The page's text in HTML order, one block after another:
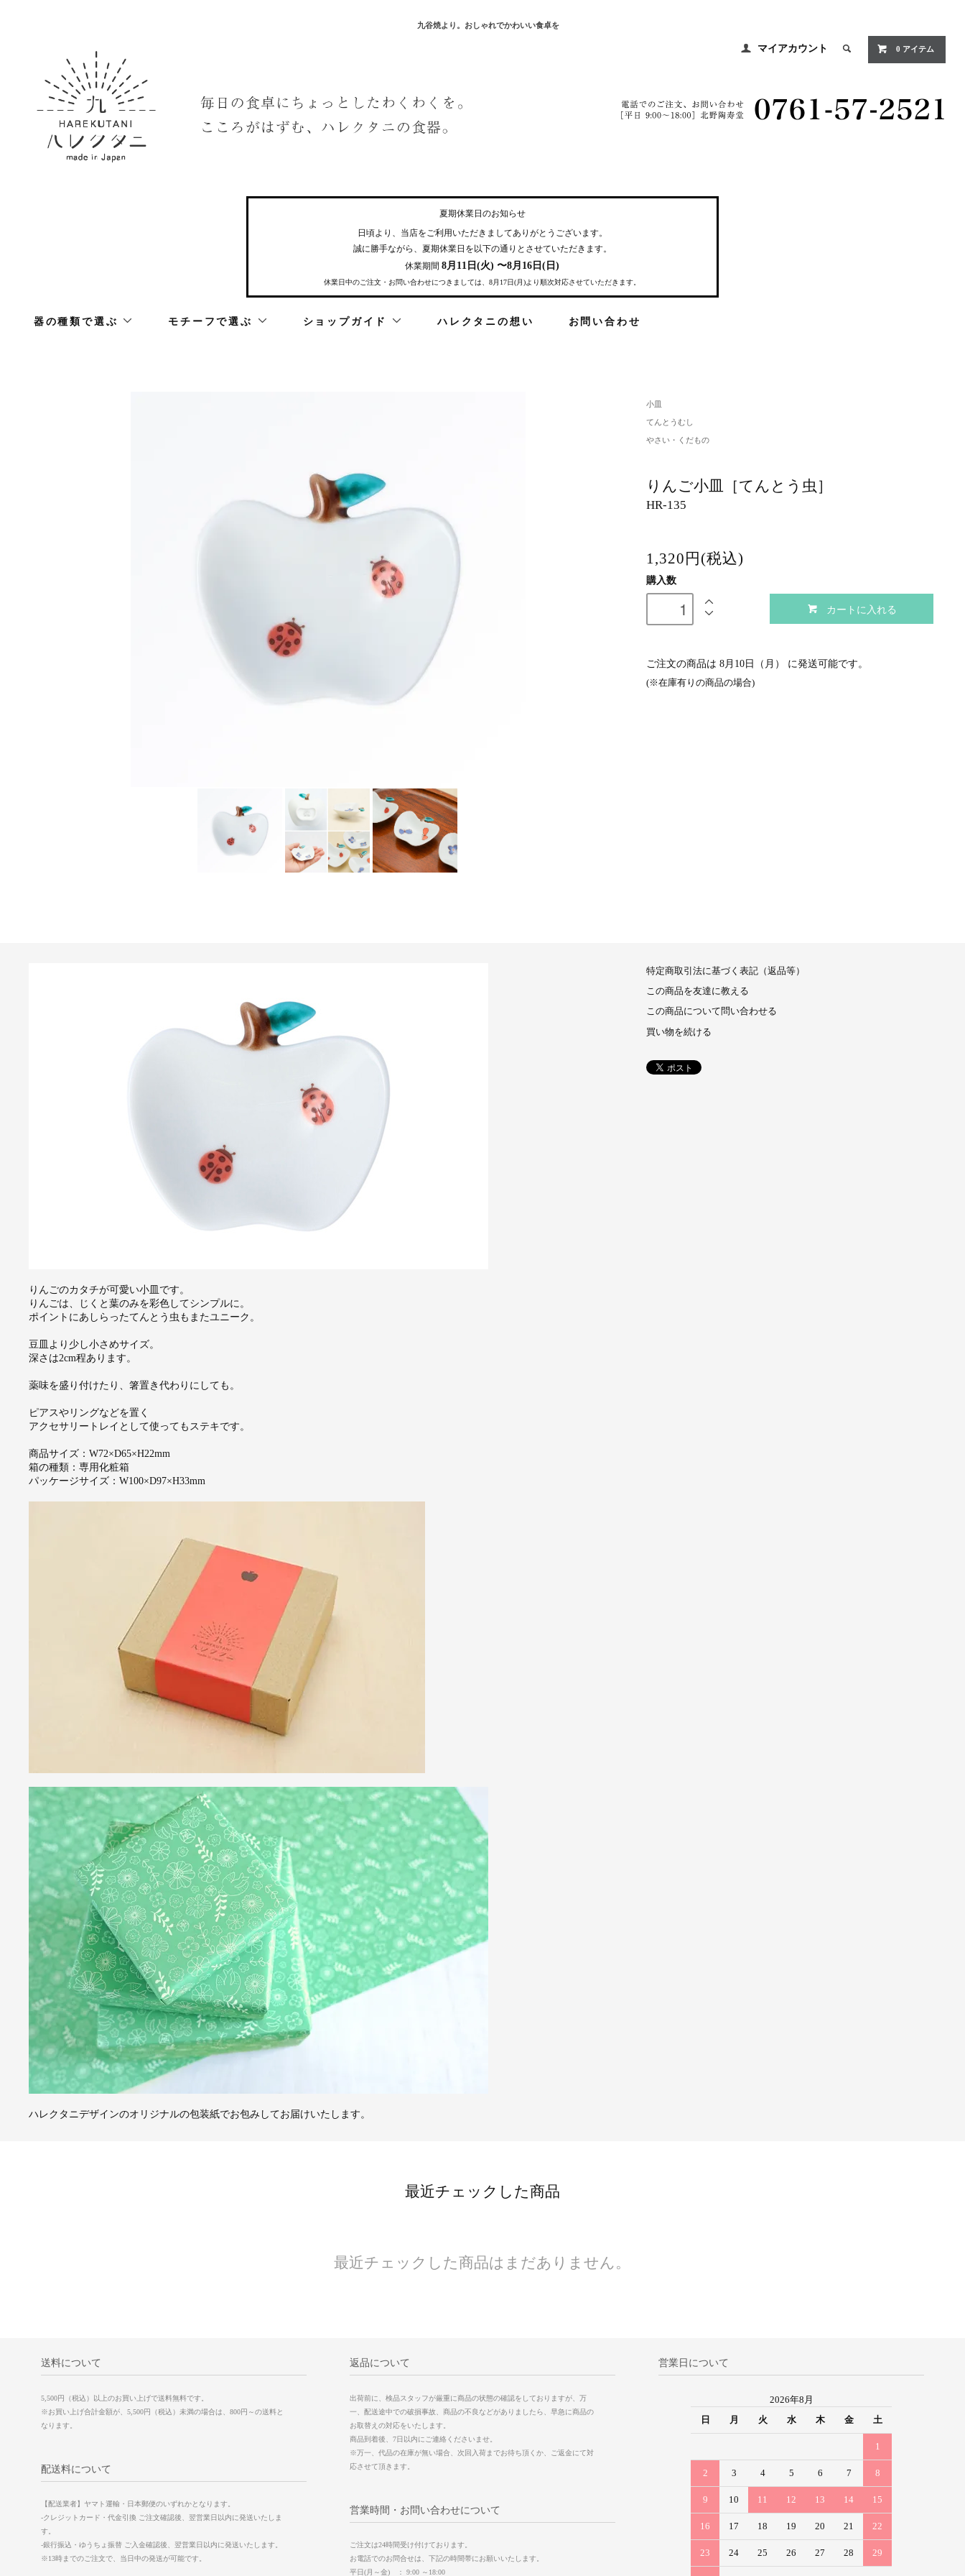
九谷焼より。おしゃれでかわいい食卓を
マイアカウント 0 アイテム
夏期休業日のお知らせ
日頃より、当店をご利用いただきましてありがとうございます。
誠に勝手ながら、夏期休業日を 以下の通りとさせていただきます。
休業期間8月11日(火) 〜8月16日(日)
休業日中のご注文・お問い合わせにつきましては、8月17日(月)より順次対応させていただきます。
器の種類で選ぶ モチーフで選ぶ ショップガイド ハレクタニの想い お問い合わせ
小皿
てんとうむし
やさい・くだもの
りんご小皿［てんとう虫］
HR-135
1,320円(税込)
購入数
カートに入れる
ご注文の商品は 8月10日（月） に発送可能です。
(※在庫有りの商品の場合)
りんごのカタチが可愛い小皿です。
りんごは、じくと葉のみを彩色してシンプルに。
ポイントにあしらったてんとう虫もまたユニーク。
豆皿より少し小さめサイズ。
深さは2cm程あります。
薬味を盛り付けたり、箸置き代わりにしても。
ピアスやリングなどを置く
アクセサリートレイとして使ってもステキです。
商品サイズ：W72×D65×H22mm
箱の種類：専用化粧箱
パッケージサイズ：W100×D97×H33mm
ハレクタニデザインのオリジナルの包装紙でお包みしてお届けいたします。
特定商取引法に基づく表記（返品等）
この商品を友達に教える
この商品について問い合わせる
買い物を続ける
最近チェックした商品
最近チェックした商品はまだありません。
送料について
5,500円（税込）以上のお買い上げで送料無料です。
※お買い上げ合計金額が、5,500円（税込）未満の場合は、800円～の送料と
なります。
配送料について
【配送業者】ヤマト運輸・日本郵便のいずれかとなります。
-クレジットカード・代金引換 ご注文確認後、翌営業日以内に発送いたしま
す。
-銀行振込・ゆうちょ振替 ご入金確認後、翌営業日以内に発送いたします。
※13時までのご注文で、当日中の発送が可能です。
返品について
出荷前に、検品スタッフが厳重に商品の状態の確認をしておりますが、万
一、配送途中での破損事故、商品の不良などがありましたら、早急に商品の
お取替えの対応をいたします。
商品到着後、7日以内にご連絡くださいませ。
※万一、代品の在庫が無い場合、次回入荷までお待ち頂くか、ご返金にて対
応させて頂きます。
営業時間・お問い合わせについて
ご注文は24時間受け付けております。
お電話でのお問合せは、下記の時間帯にお願いいたします。
平日(月～金) ： 9:00 ～18:00
営業日について
2026年8月
日
月 火 水 木 金 土
1
2 3 4 5 6 7 8
9 10 11 12 13 14 15
16 17 18 19 20 21 22
23 24 25 26 27 28 29